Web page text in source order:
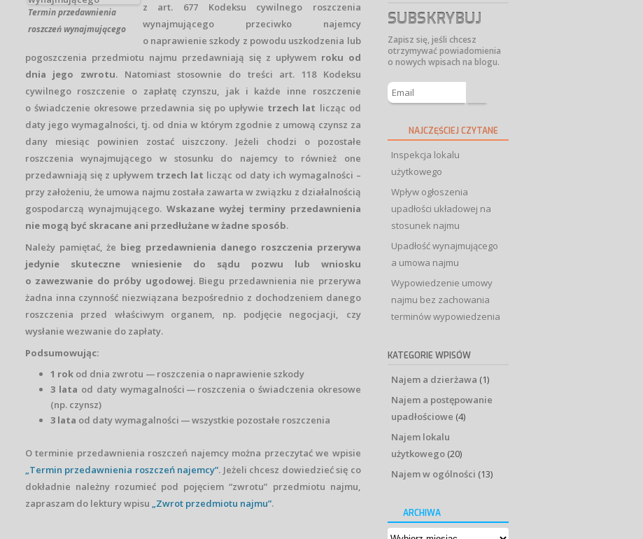
SUBSKRYBUJ
Zapisz się, jeśli chcesz
otrzymywać powiadomienia
o nowych wpisach na blogu.
NAJCZĘŚCIEJ CZYTANE
Inspekcja lokalu
użytkowego
Wpływ ogłoszenia
upadłości układowej na
stosunek najmu
Upadłość wynajmującego
a umowa najmu
Wypowiedzenie umowy
najmu bez zachowania
terminów wypowiedzenia
KATEGORIE WPISÓW
Najem a dzierżawa (1)
Najem a postępowanie
upadłościowe (4)
Najem lokalu
użytkowego (20)
Najem w ogólności (13)
ARCHIWA
Archiwa
Termin przedawnienia
roszczeń wynajmującego
z art. 677 Kodeksu cywilnego roszczenia
wynajmującego przeciwko najemcy
o naprawienie szkody z powodu uszkodzenia lub
pogoszczenia przedmiotu najmu przedawniają się z upływem roku od
dnia jego zwrotu. Natomiast stosownie do treści art. 118 Kodeksu
cywilnego roszczenie o zapłatę czynszu, jak i każde inne roszczenie
o świadczenie okresowe przedawnia się po upływie trzech lat licząc od
daty jego wymagalności, tj. od dnia w którym zgodnie z umową czynsz za
dany miesiąc powinien zostać uiszczony. Jeżeli chodzi o pozostałe
roszczenia wynajmującego w stosunku do najemcy to również one
przedawniają się z upływem trzech lat licząc od daty ich wymagalności –
przy założeniu, że umowa najmu została zawarta w związku z działalnością
gospodarczą wynajmującego. Wskazane wyżej terminy przedawnienia
nie mogą być skracane ani przedłużane w żadne sposób.
Należy pamiętać, że bieg przedawnienia danego roszczenia przerywa
jedynie skuteczne wniesienie do sądu pozwu lub wniosku
o zawezwanie do próby ugodowej. Biegu przedawnienia nie przerywa
żadna inna czynność niezwiązana bezpośrednio z dochodzeniem danego
roszczenia przed właściwym organem, np. podjęcie negocjacji, czy
wysłanie wezwanie do zapłaty.
Podsumowując:
1 rokod dnia zwrotu — roszczenia o naprawienie szkody
3 lata od daty wymagalności — roszczenia o świadczenia okresowe
(np. czynsz)
3 lata od daty wymagalności — wszystkie pozostałe roszczenia
O terminie przedawnienia roszczeń najemcy można przeczytać we wpisie
„Termin przedawnienia roszczeń najemcy”. Jeżeli chcesz dowiedzieć się co
dokładnie należny rozumieć pod pojęciem “zwrotu” przedmiotu najmu,
zapraszam do lektury wpisu „Zwrot przedmiotu najmu”.